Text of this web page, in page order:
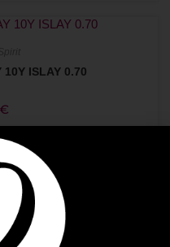
10Y ISLAY 0.70
PANIER